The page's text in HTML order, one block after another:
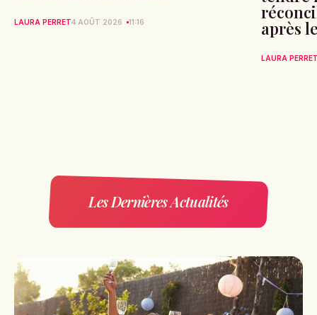
LAURA PERRET4 AOÛT 2026 11:16 après
LAURA
Les Dernières Actualités